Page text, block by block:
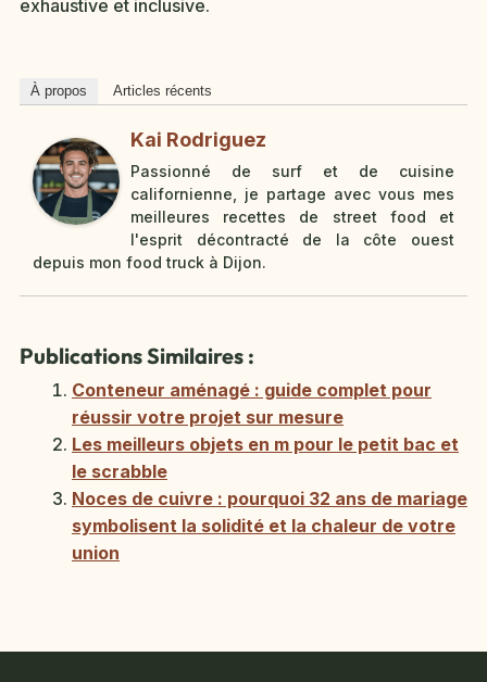
exhaustive et inclusive.
À propos Articles récents
Kai Rodriguez
Passionné de surf et de cuisine
californienne, je partage avec vous mes
meilleures recettes de street food et
l'esprit décontracté de la côte ouest
depuis mon food truck à Dijon.
Publications Similaires :
Conteneur aménagé : guide complet pour
réussir votre projet sur mesure
Les meilleurs objets en m pour le petit bac et
le scrabble
Noces de cuivre : pourquoi 32 ans de mariage
symbolisent la solidité et la chaleur de votre
union